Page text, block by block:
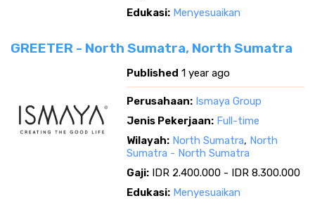
Edukasi: Menyesuaikan
GREETER - North Sumatra, North Sumatra
Published 1 year ago
Perusahaan: Ismaya Group
Jenis Pekerjaan: Full-time
Wilayah: North Sumatra, North
Sumatra - North Sumatra
Gaji: IDR 2.400.000 - IDR 8.300.000
Edukasi: Menyesuaikan